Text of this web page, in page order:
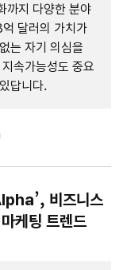
까지 다양한 분야
달러의 가치가
는 자기 의심을
속가능성도 중요
답니다.
비즈니스
케팅 트렌드